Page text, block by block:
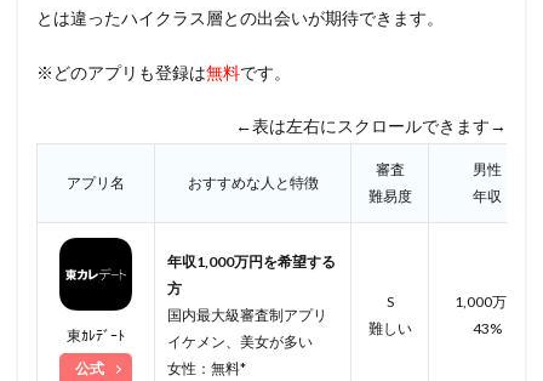
とは違ったハイクラス層との出会いが期待できます。
※どのアプリも登録は無料です。
←表は左右にスクロールできます→
アプリ名 おすすめな人と特徴
審査
難易度
男性
年収
東ｶﾚﾃﾞｰﾄ
公式
年収1,000万円を希望する
方
国内最大級審査制アプリ
イケメン、美女が多い
女性：無料*
S
難しい
1,000万円
43%